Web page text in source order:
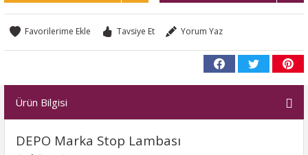
Tavsiye Et Yorum Yaz
Ürün Bilgisi
DEPO Marka Stop Lambası